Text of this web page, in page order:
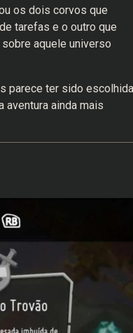
os dois corvos que
tarefas e o outro que
aquele universo
parece ter sido escolhida
aventura ainda mais